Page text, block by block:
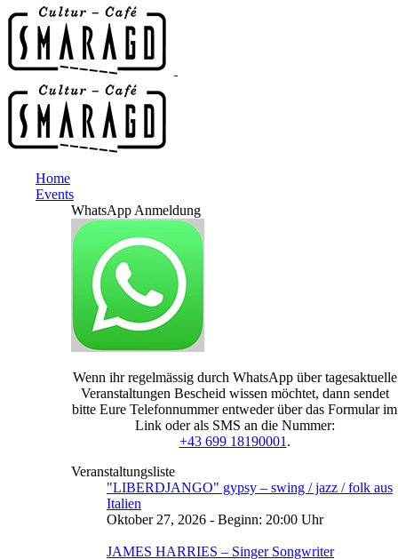
Home
Events
WhatsApp Anmeldung
Wenn ihr regelmässig durch WhatsApp über tagesaktuelle
Veranstaltungen Bescheid wissen möchtet, dann sendet
bitte Eure Telefonnummer entweder über das Formular im
Link oder als SMS an die Nummer:
+43 699 18190001 .
Veranstaltungsliste
"LIBERDJANGO" gypsy – swing / jazz / folk aus
Italien
Oktober 27, 2026 - Beginn: 20:00 Uhr
JAMES HARRIES – Singer Songwriter